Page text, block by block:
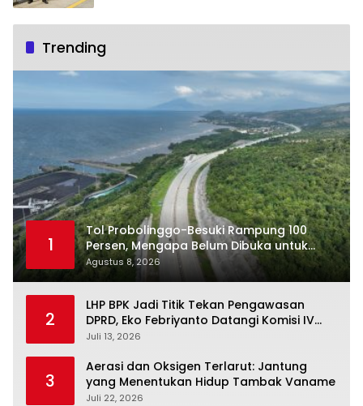
Trending
1
Tol Probolinggo-Besuki Rampung 100
Persen, Mengapa Belum Dibuka untuk
Publik?
Agustus 8, 2026
2
LHP BPK Jadi Titik Tekan Pengawasan
DPRD, Eko Febriyanto Datangi Komisi IV
dan Ajak Dewan Kembali Berpijak pada
Juli 13, 2026
3
Aerasi dan Oksigen Terlarut: Jantung
yang Menentukan Hidup Tambak Vaname
Juli 22, 2026